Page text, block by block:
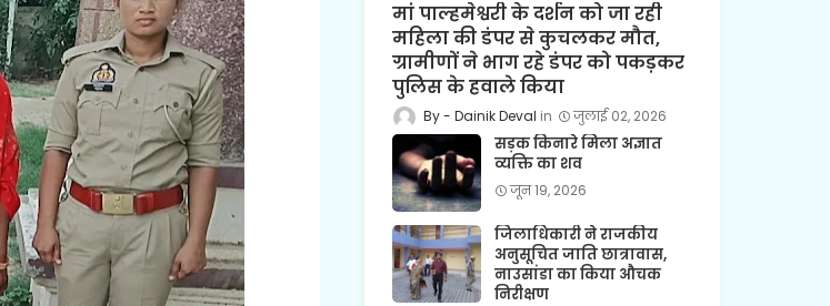
मां पाल्हमेश्वरी के दर्शन को जा रही
महिला की डंपर से कुचलकर मौत,
ग्रामीणों ने भाग रहे डंपर को पकड़कर
पुलिस के हवाले किया
Dainik Deval जुलाई 02, 2026
सड़क किनारे मिला अज्ञात
व्यक्ति का शव
जून 19, 2026
जिलाधिकारी ने राजकीय
अनुसूचित जाति छात्रावास,
नाउसांडा का किया औचक
निरीक्षण